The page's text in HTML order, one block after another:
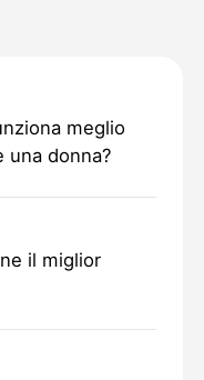
meglio
una donna?
il miglior